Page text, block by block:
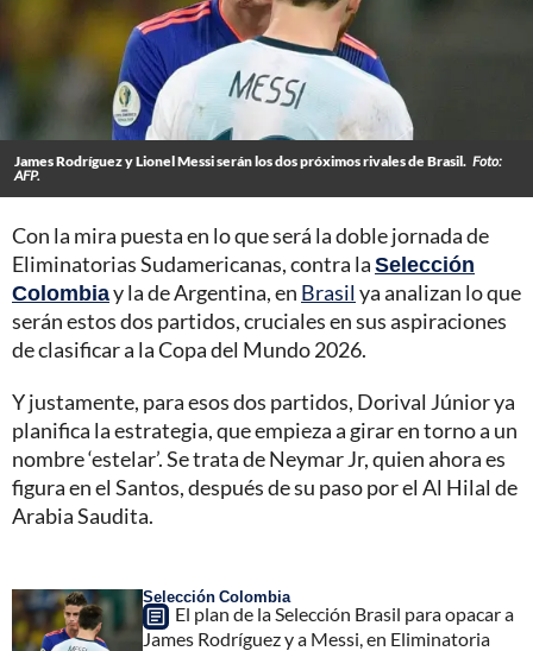
James Rodríguez y Lionel Messi serán los dos próximos rivales de Brasil. Foto:
AFP.
Con la mira puesta en lo que será la doble jornada de
Eliminatorias Sudamericanas, contra laSelección
Colombiay la de Argentina, en Brasilya analizan lo que
serán estos dos partidos, cruciales en sus aspiraciones
de clasificar a la Copa del Mundo 2026.
Y justamente, para esos dos partidos, Dorival Júnior ya
planifica la estrategia, que empieza a girar en torno a un
nombre ‘estelar’. Se trata de Neymar Jr, quien ahora es
figura en el Santos, después de su paso por el Al Hilal de
Arabia Saudita.
Selección Colombia
El plan de la Selección Brasil para opacar a
James Rodríguez y a Messi, en Eliminatoria